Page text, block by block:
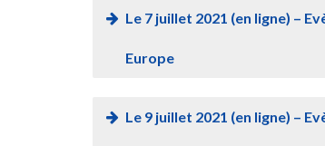
Le 7 juillet 2021 (en ligne) –
Europe
Le 9 juillet 2021 (en ligne) –